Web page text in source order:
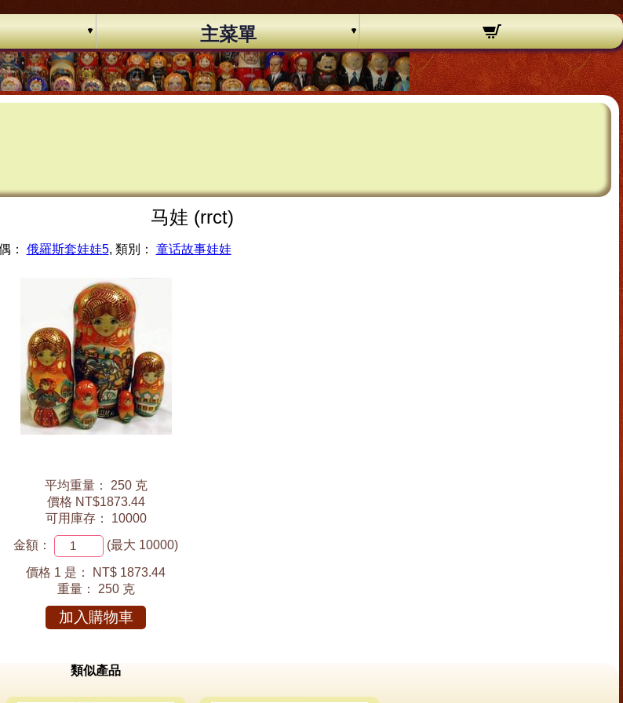
主菜單
马娃 (rrct)
： 俄羅斯套娃娃5, 類別： 童话故事娃娃
平均重量： 250 克
價格 NT$1873.44
可用庫存： 10000
金額： (最大 10000)
價格 1 是：
NT$ 1873.44
重量： 250 克
加入購物車
類似產品